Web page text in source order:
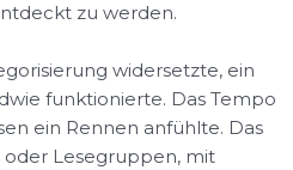
zu werden.
widersetzte, ein
funktionierte. Das Tempo
ein Rennen anfühlte. Das
oder Lesegruppen, mit